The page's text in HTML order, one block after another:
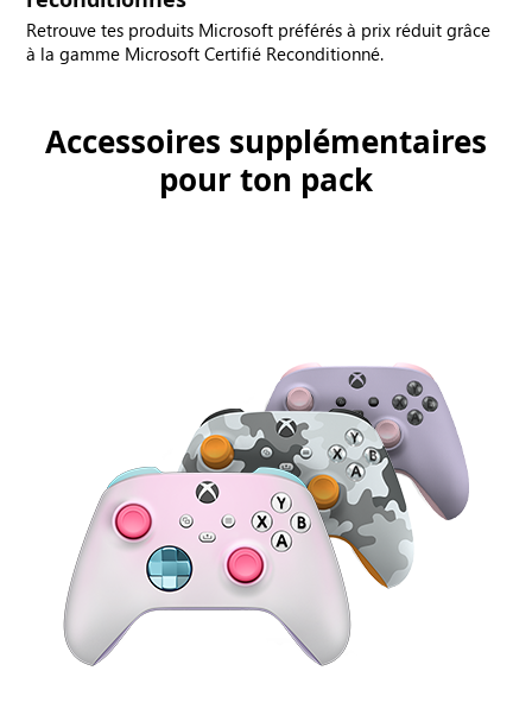
Retrouve tes produits Microsoft préférés à prix réduit grâce
à la gamme Microsoft Certifié Reconditionné.
Accessoires supplémentaires
pour ton pack